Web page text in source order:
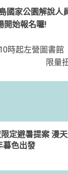
國家公園解說人
開始報名囉!
時起左營圖書
限量
定避暑提案 漫
暮色出發